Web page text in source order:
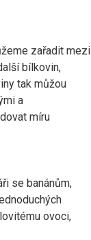
zařadit mezi
bílkovin,
tak můžou
a
míru
se banánům,
ovoci,